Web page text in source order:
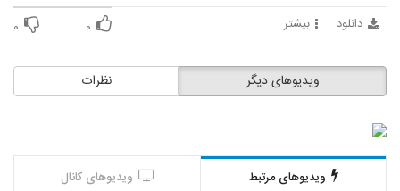
دانلود بیشتر ۰ ۰
نظرات ویدیوهای دیگر
ویدیوهای مرتبط ویدیوهای کانال